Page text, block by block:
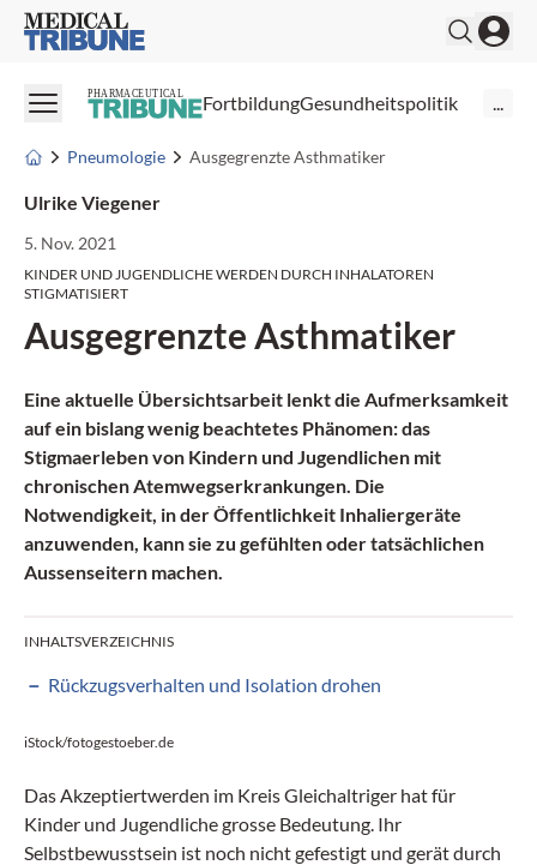
Medical Tribune
PHARMACEUTICAL FortbildungGesundheitspolitik ...
Pneumologie Ausgegrenzte Asthmatiker
Ulrike Viegener
5. Nov. 2021
KINDER UND JUGENDLICHE WERDEN DURCH INHALATOREN
STIGMATISIERT
Ausgegrenzte Asthmatiker
Eine aktuelle Übersichtsarbeit lenkt die Aufmerksamkeit
auf ein bislang wenig beachtetes Phänomen: das
Stigmaerleben von Kindern und Jugendlichen mit
chronischen Atemwegserkrankungen. Die
Notwendigkeit, in der Öffentlichkeit Inhaliergeräte
anzuwenden, kann sie zu gefühlten oder tatsächlichen
Aussenseitern machen.
INHALTSVERZEICHNIS
Rückzugsverhalten und Isolation drohen
iStock/fotogestoeber.de
Das Akzeptiertwerden im Kreis Gleichaltriger hat für
Kinder und Jugendliche grosse Bedeutung. Ihr
Selbstbewusstsein ist noch nicht gefestigt und gerät durch